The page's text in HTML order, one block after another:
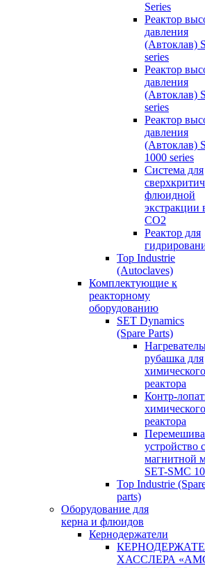
Series
Реактор
давления
(Автоклав)
series
Реактор
давления
(Автоклав)
series
Реактор
давления
(Автоклав)
1000 series
Система для
флюидной
экстракции
СО2
Реактор для
Top Industrie
(Autoclaves)
Комплектующие к
реакторному
оборудованию
SET Dynamics
(Spare Parts)
рубашка для
химического
реактора
Контр-
химического
реактора
устройство с
магнитной
SET-SMC
Top Industrie
parts)
Оборудование для
керна и флюидов
Кернодержатели
ХАССЛЕРА